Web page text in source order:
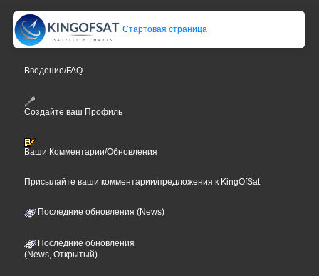
Стартовая страница
Введение/FAQ
Создайте ваш Профиль
Ваши Комментарии/Обновления
Присылайте ваши комментарии/предложения к KingOfSat
Последние обновления (News)
Последние обновления
(News, Открытый)